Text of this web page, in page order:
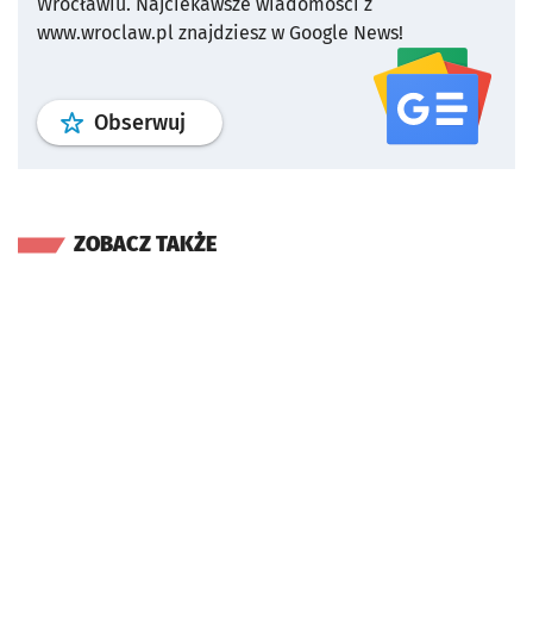
www.wroclaw.pl znajdziesz w Google News!
Obserwuj profil serwisu
ZOBACZ TAKŻE